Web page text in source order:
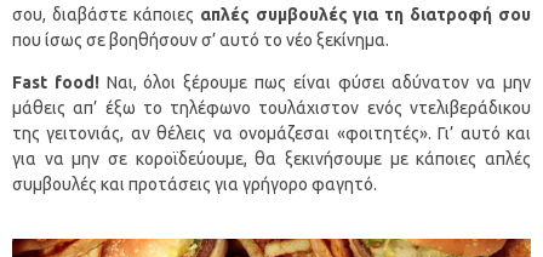
σου, διαβάστε κάποιες απλές συμβουλές για τη διατροφή σου
που ίσως σε βοηθήσουν σ’ αυτό το νέο ξεκίνημα.
Fast food! Ναι, όλοι ξέρουμε πως είναι φύσει αδύνατον να μην
μάθεις απ’ έξω το τηλέφωνο τουλάχιστον ενός ντελιβεράδικου
της γειτονιάς, αν θέλεις να ονομάζεσαι «φοιτητές». Γι’ αυτό και
για να μην σε κοροϊδεύουμε, θα ξεκινήσουμε με κάποιες απλές
συμβουλές και προτάσεις για γρήγορο φαγητό.